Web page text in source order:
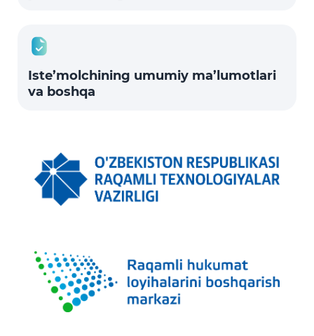
Iste’molchining umumiy ma’lumotlari
va boshqa